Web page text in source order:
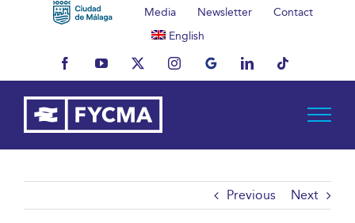
Media Newsletter
Contact
English
FacebookYouTubeX InstagramMyBusinessLinkedInTiktok
Previous Next